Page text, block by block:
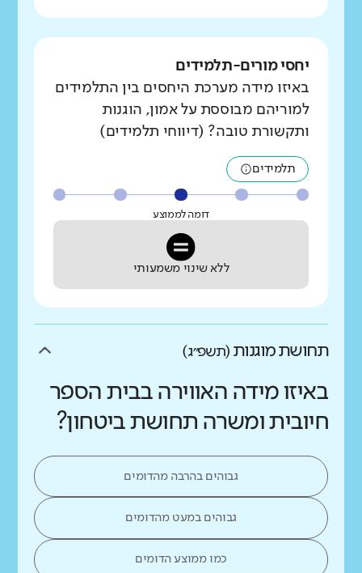
יחסי מורים-תלמידים
באיזו מידה מערכת היחסים בין התלמידים
למוריהם מבוססת על אמון, הוגנות
ותקשורת טובה? (דיווחי תלמידים)
תלמידים
דומה לממוצע
ללא שינוי משמעותי
תחושת מוגנות (תשפ״ג)
באיזו מידה האווירה בבית הספר
חיובית ומשרה תחושת ביטחון?
גבוהים בהרבה מהדומים
גבוהים במעט מהדומים
כמו ממוצע הדומים